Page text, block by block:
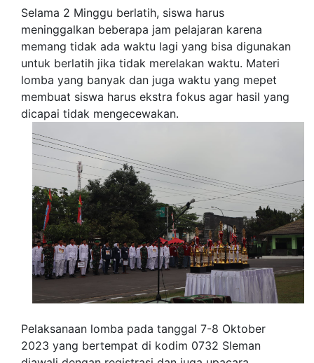
Selama 2 Minggu berlatih, siswa harus
meninggalkan beberapa jam pelajaran karena
memang tidak ada waktu lagi yang bisa digunakan
untuk berlatih jika tidak merelakan waktu. Materi
lomba yang banyak dan juga waktu yang mepet
membuat siswa harus ekstra fokus agar hasil yang
dicapai tidak mengecewakan.
Pelaksanaan lomba pada tanggal 7-8 Oktober
2023 yang bertempat di kodim 0732 Sleman